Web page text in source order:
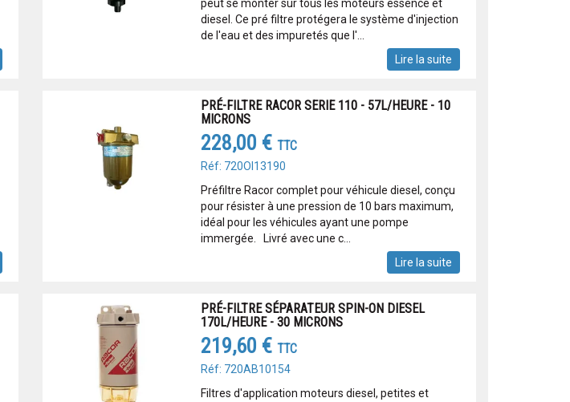
peut se monter sur tous les moteurs essence et
diesel. Ce pré filtre protégera le système d'injection
de l'eau et des impuretés que l'...
Lire la suite
PRÉ-FILTRE RACOR SERIE 110 - 57L/HEURE - 10
MICRONS
228,00 € TTC
Réf: 720OI13190
Préfiltre Racor complet pour véhicule diesel, conçu
pour résister à une pression de 10 bars maximum,
idéal pour les véhicules ayant une pompe
immergée. Livré avec une c...
Lire la suite
PRÉ-FILTRE SÉPARATEUR SPIN-ON DIESEL
170L/HEURE - 30 MICRONS
219,60 € TTC
Réf: 720AB10154
Filtres d'application moteurs diesel, petites et